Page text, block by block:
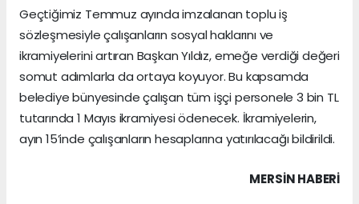
Geçtiğimiz Temmuz ayında imzalanan toplu iş
sözleşmesiyle çalışanların sosyal haklarını ve
ikramiyelerini artıran Başkan Yıldız, emeğe verdiği değeri
somut adımlarla da ortaya koyuyor. Bu kapsamda
belediye bünyesinde çalışan tüm işçi personele 3 bin TL
tutarında 1 Mayıs ikramiyesi ödenecek. İkramiyelerin,
ayın 15’inde çalışanların hesaplarına yatırılacağı bildirildi.
MERSIN HABERİ